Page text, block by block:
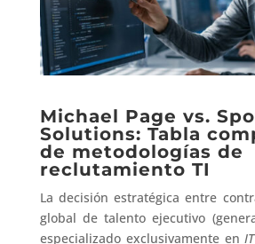
Michael Page vs.
Solutions: Tabla
de metodologías de
reclutamiento TI
La decisión estratégica entre
global de talento ejecutivo
especializado exclusivamente en